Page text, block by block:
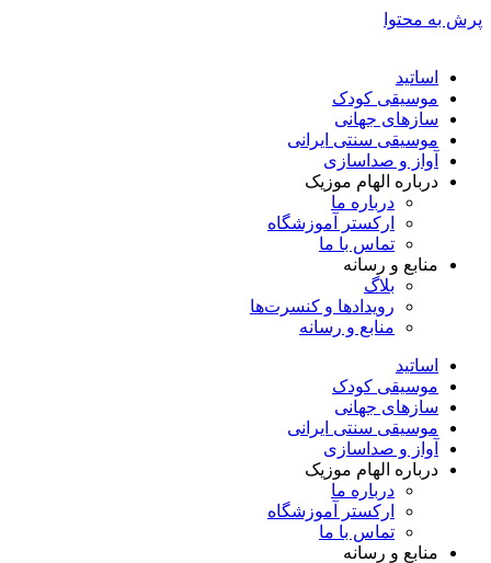
پرش به محتوا
اساتید
موسیقی کودک
سازهای جهانی
موسیقی سنتی ایرانی
آواز و صداسازی
درباره الهام موزیک
درباره ما
ارکستر آموزشگاه
تماس با ما
منابع و رسانه
بلاگ
رویدادها و کنسرت‌ها
منابع و رسانه
اساتید
موسیقی کودک
سازهای جهانی
موسیقی سنتی ایرانی
آواز و صداسازی
درباره الهام موزیک
درباره ما
ارکستر آموزشگاه
تماس با ما
منابع و رسانه